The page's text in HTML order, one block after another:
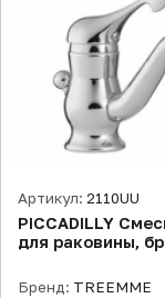
Артикул: 2110UU
PICCADILLY
для раковины,
Бренд: TREEMME